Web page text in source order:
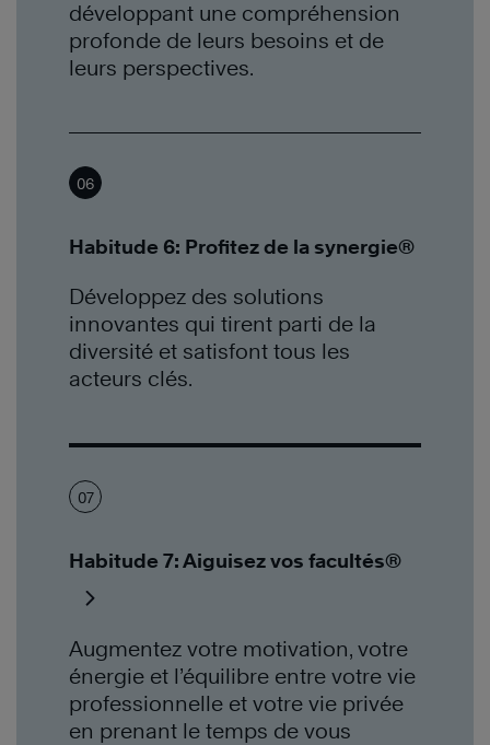
développant une compréhension
profonde de leurs besoins et de
leurs perspectives.
06
Habitude 6: Profitez de la synergie®
Développez des solutions
innovantes qui tirent parti de la
diversité et satisfont tous les
acteurs clés.
07
Habitude 7: Aiguisez vos facultés®
Augmentez votre motivation, votre
énergie et l’équilibre entre votre vie
professionnelle et votre vie privée
en prenant le temps de vous